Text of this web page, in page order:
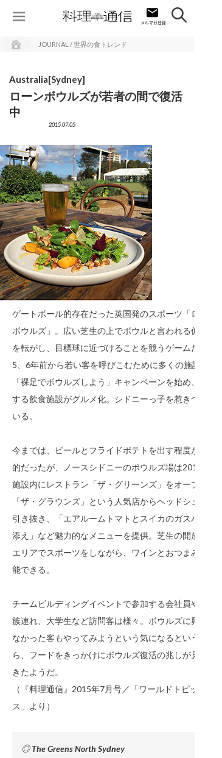
JOURNAL / 世界の食トレンド
Australia[Sydney]
ローンボウルズが若者の間で復活
中
2015.07.05
ゲートボール的存在だった英国発のスポーツ「ローン
ボウルズ」。広い芝生の上でボウルと言われる偏心球
を転がし、目標球に近づけることを競うゲームだが、
5、6年前から若い客を呼びこむために多くの施設が
「裸足でボウルズしよう」キャンペーンを始め、併設
する飲食施設がグルメ化。シドニーっ子を惹きつけて
いる。
今までは、ビールとフライドポテトを出す程度が一般
的だったが、ノースシドニーのボウルズ場は2015年、
施設内にレストラン「ザ・グリーンズ」をオープン。
「ザ・グラウンズ」という人気店からヘッドシェフを
引き抜き、「エアルームトマトとスイカのガスパチョ
添え」など魅力的なメニューを提供。芝生の開放的な
エリアでスポーツをしながら、ワインとおつまみを堪
能できる。
チームビルディングイベントで参加する会社員や、家
族連れ、大学生など訪問客は様々。ボウルズに興味が
なかった客もやってみようという気になるというか
ら、フードをきっかけにボウルズ復活の兆しが見えて
きたようだ。
（『料理通信』2015年7月号／「ワールドトピック
ス」より）
◎ The Greens North Sydney